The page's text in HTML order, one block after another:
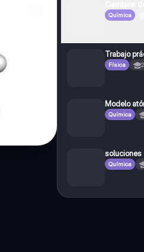
Química
Trabajo
Física
Modelo
Química
soluciones
Química